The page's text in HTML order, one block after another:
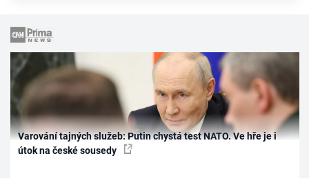
Varování tajných služeb: Putin chystá test NATO. Ve hře je i
útok na české sousedy